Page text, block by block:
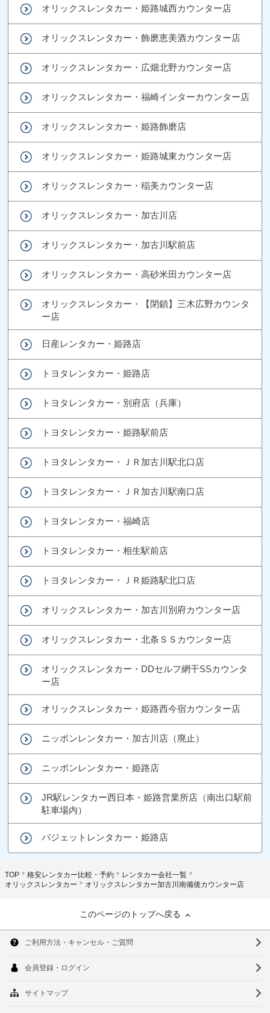
オリックスレンタカー・姫路城西カウンター店
オリックスレンタカー・飾磨恵美酒カウンター店
オリックスレンタカー・広畑北野カウンター店
オリックスレンタカー・福崎インターカウンター店
オリックスレンタカー・姫路飾磨店
オリックスレンタカー・姫路城東カウンター店
オリックスレンタカー・稲美カウンター店
オリックスレンタカー・加古川店
オリックスレンタカー・加古川駅前店
オリックスレンタカー・高砂米田カウンター店
オリックスレンタカー・【閉鎖】三木広野カウンタ
ー店
日産レンタカー・姫路店
トヨタレンタカー・姫路店
トヨタレンタカー・別府店（兵庫）
トヨタレンタカー・姫路駅前店
トヨタレンタカー・ＪＲ加古川駅北口店
トヨタレンタカー・ＪＲ加古川駅南口店
トヨタレンタカー・福崎店
トヨタレンタカー・相生駅前店
トヨタレンタカー・ＪＲ姫路駅北口店
オリックスレンタカー・加古川別府カウンター店
オリックスレンタカー・北条ＳＳカウンター店
オリックスレンタカー・DDセルフ網干SSカウンタ
ー店
オリックスレンタカー・姫路西今宿カウンター店
ニッポンレンタカー・加古川店（廃止）
ニッポンレンタカー・姫路店
JR駅レンタカー西日本・姫路営業所店（南出口駅前
駐車場内）
バジェットレンタカー・姫路店
TOP 格安レンタカー比較・予約
レンタカー会社一覧
オリックスレンタカー
オリックスレンタカー加古川南備後カウンター店
このページのトップへ戻る